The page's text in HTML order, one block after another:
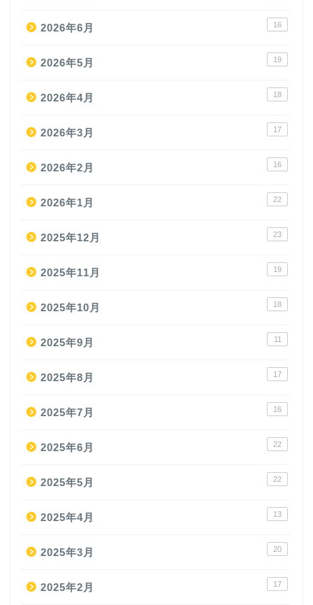
2026年6月 16
2026年5月 19
2026年4月 18
2026年3月 17
2026年2月 16
2026年1月 22
2025年12月 23
2025年11月 19
2025年10月 18
2025年9月 11
2025年8月 17
2025年7月 16
2025年6月 22
2025年5月 22
2025年4月 13
2025年3月 20
2025年2月 17